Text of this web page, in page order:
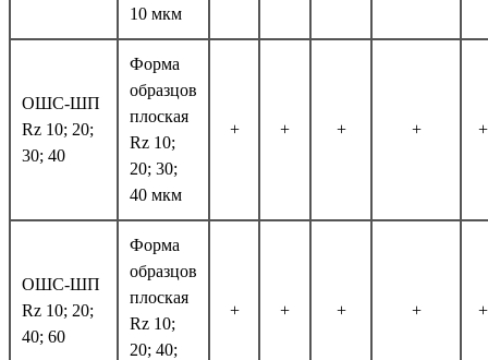
10 мкм
ОШС-ШП
Rz 10; 20;
30; 40
Форма
образцов
плоская
Rz 10;
20; 30;
40 мкм
+ + + + +
ОШС-ШП
Rz 10; 20;
40; 60
Форма
образцов
плоская
Rz 10;
20; 40;
+ + + + +